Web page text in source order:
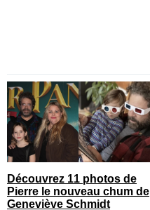
Découvrez 11 photos de
Pierre le nouveau chum de
Geneviève Schmidt